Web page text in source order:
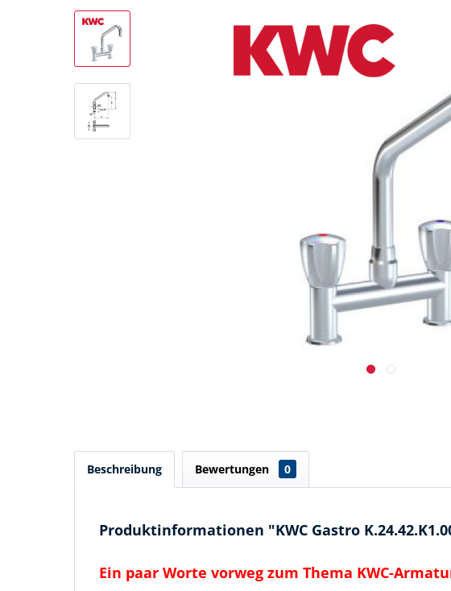
Beschreibung Bewertungen 0
Produktinformationen "KWC Gastro
Ein paar Worte vorweg zum Thema KWC-